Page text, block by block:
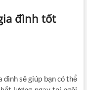
đình tốt
đình sẽ giúp bạn có thể